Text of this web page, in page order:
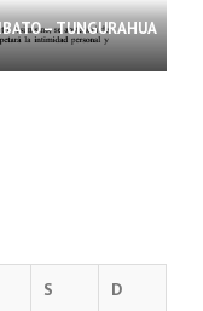
– TUNGURAHUA
S D